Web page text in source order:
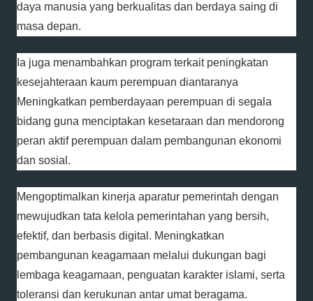
daya manusia yang berkualitas dan berdaya saing di
masa depan.
Ia juga menambahkan program terkait peningkatan
kesejahteraan kaum perempuan diantaranya
Meningkatkan pemberdayaan perempuan di segala
bidang guna menciptakan kesetaraan dan mendorong
peran aktif perempuan dalam pembangunan ekonomi
dan sosial.
Mengoptimalkan kinerja aparatur pemerintah dengan
mewujudkan tata kelola pemerintahan yang bersih,
efektif, dan berbasis digital. Meningkatkan
pembangunan keagamaan melalui dukungan bagi
lembaga keagamaan, penguatan karakter islami, serta
toleransi dan kerukunan antar umat beragama.